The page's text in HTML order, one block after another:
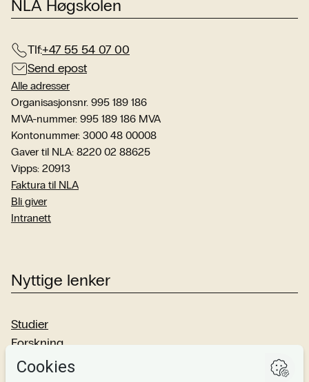
NLA Høgskolen
Tlf:+47 55 54 07 00
Send epost
Alle adresser
Organisasjonsnr. 995 189 186
MVA-nummer: 995 189 186 MVA
Kontonummer: 3000 48 00008
Gaver til NLA: 8220 02 88625
Vipps: 20913
Faktura til NLA
Bli giver
Intranett
Nyttige lenker
Studier
Forskning
Om oss